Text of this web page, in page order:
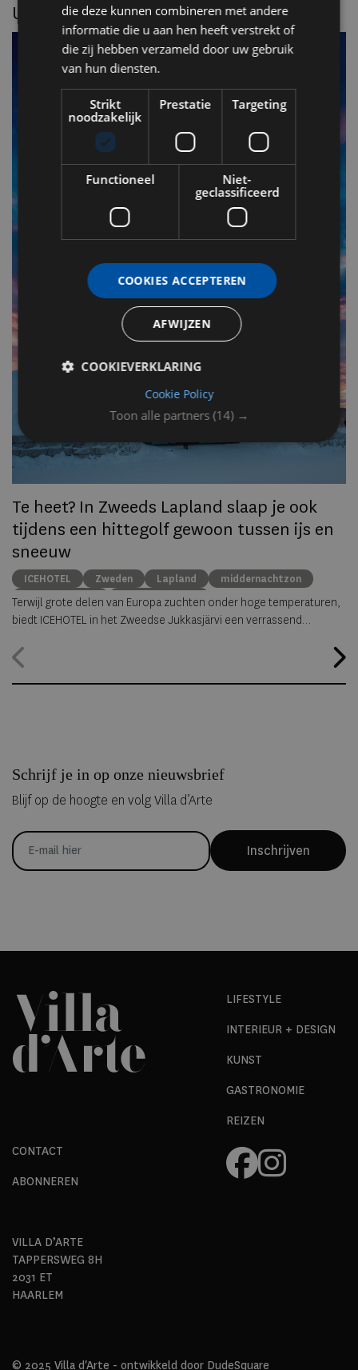
UITGELICHT
Te heet? In Zweeds Lapland slaap je ook
tijdens een hittegolf gewoon tussen ijs en
sneeuw
ICEHOTEL Zweden Lapland
middernachtzon
summer travel
Arctische reizen
Terwijl grote delen van Europa zuchten onder hoge temperaturen,
biedt ICEHOTEL in het Zweedse Jukkasjärvi een verrassend
hele jaar geopend, waardoor gasten zelfs midden in de zomer
Schrijf je in op onze nieuwsbrief
Blijf op de hoogte en volg Villa d’Arte
Inschrijven
LIFESTYLE
INTERIEUR + DESIGN
KUNST
GASTRONOMIE
REIZEN
CONTACT
ABONNEREN
VILLA D’ARTE
TAPPERSWEG 8H
2031 ET
HAARLEM
© 2025 Villa d'Arte - ontwikkeld door DudeSquare
die deze kunnen combineren met andere
informatie die u aan hen heeft verstrekt of
die zij hebben verzameld door uw gebruik
van hun diensten.
Toon alle partners (14) →
Strikt
noodzakelijk
Prestatie Targeting
Functioneel
Niet-
geclassificeerd
COOKIES ACCEPTEREN
AFWIJZEN
COOKIEVERKLARING
Cookie Policy